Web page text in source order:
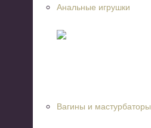
Анальные игрушки
Вагины и мастурбаторы